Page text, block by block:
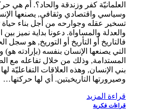
العلمانيّة كفر وزندقة والحاد؟. أم هي
وسياسي واقتصادي وثقافي, يصنعها
تسخير عقله وجوارحه من أجل بناء حياة
والعدلة والمساواة. دعونا بداية نميز بين
فالتاريخ أو التأريخ أو التوريخ, هو سجل
التي يصنعها الإنسان بنفسه (بإرادته هو)
المستدامة, وذلك من خلال تفاعله مع
بني الإنسان, وهذه العلاقات التفاعليّة لها
وصيرورتها التاريخيتين. أي لها حركتها…
قراءة المزيد
قراءات فكرية